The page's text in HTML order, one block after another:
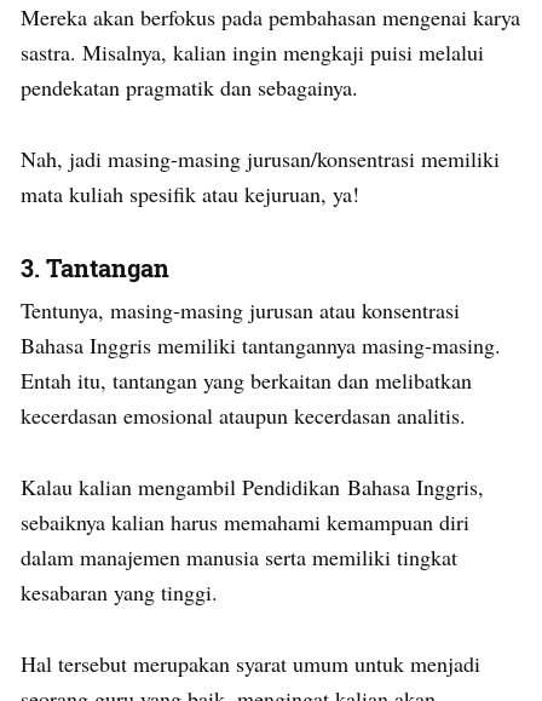
Mereka akan berfokus pada pembahasan mengenai karya
sastra. Misalnya, kalian ingin mengkaji puisi melalui
pendekatan pragmatik dan sebagainya.
Nah, jadi masing-masing jurusan/konsentrasi memiliki
mata kuliah spesifik atau kejuruan, ya!
3. Tantangan
Tentunya, masing-masing jurusan atau konsentrasi
Bahasa Inggris memiliki tantangannya masing-masing.
Entah itu, tantangan yang berkaitan dan melibatkan
kecerdasan emosional ataupun kecerdasan analitis.
Kalau kalian mengambil Pendidikan Bahasa Inggris,
sebaiknya kalian harus memahami kemampuan diri
dalam manajemen manusia serta memiliki tingkat
kesabaran yang tinggi.
Hal tersebut merupakan syarat umum untuk menjadi